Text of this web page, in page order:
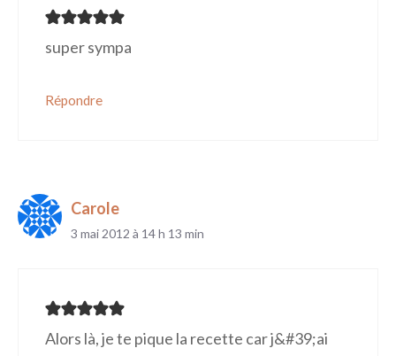
super sympa
Répondre
Carole
3 mai 2012 à 14 h 13 min
Alors là, je te pique la recette car j&#39;ai